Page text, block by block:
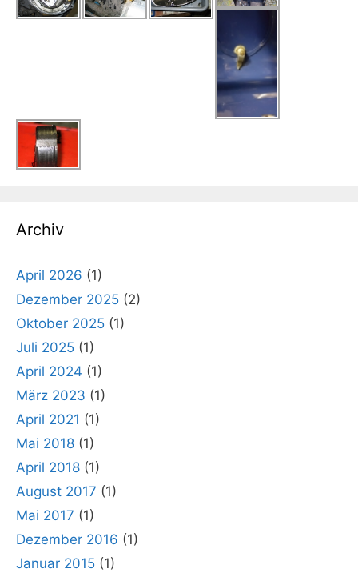
Archiv
April 2026 (1)
Dezember 2025 (2)
Oktober 2025 (1)
Juli 2025 (1)
April 2024 (1)
März 2023 (1)
April 2021 (1)
Mai 2018 (1)
April 2018 (1)
August 2017 (1)
Mai 2017 (1)
Dezember 2016 (1)
Januar 2015 (1)